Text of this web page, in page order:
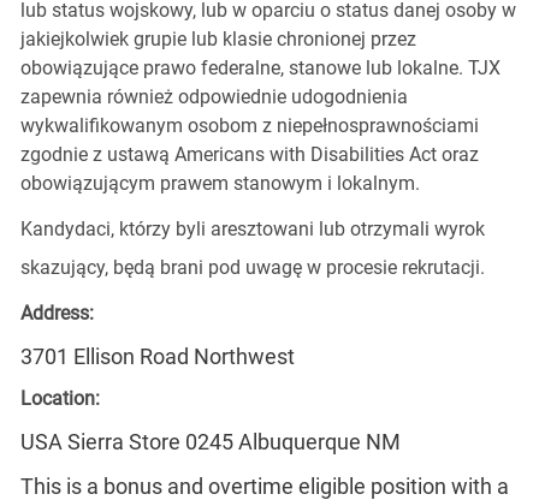
lub status wojskowy, lub w oparciu o status danej osoby w
jakiejkolwiek grupie lub klasie chronionej przez
obowiązujące prawo federalne, stanowe lub lokalne. TJX
zapewnia również odpowiednie udogodnienia
wykwalifikowanym osobom z niepełnosprawnościami
zgodnie z ustawą Americans with Disabilities Act oraz
obowiązującym prawem stanowym i lokalnym.
Kandydaci, którzy byli aresztowani lub otrzymali wyrok
skazujący, będą brani pod uwagę w procesie rekrutacji.
Address:
3701 Ellison Road Northwest
Location:
USA Sierra Store 0245 Albuquerque NM
This is a bonus and overtime eligible position with a